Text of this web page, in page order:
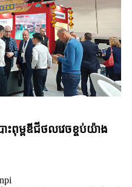
ម្ពឌីជីថលវេចខ្ចប់យ៉ាង